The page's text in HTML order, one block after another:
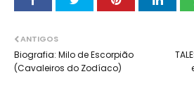
ANTIGOS
Biografia: Milo de Escorpião
(Cavaleiros do Zodíaco)